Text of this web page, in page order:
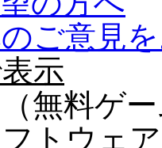
ご意見
示
無料ゲ
トウェ